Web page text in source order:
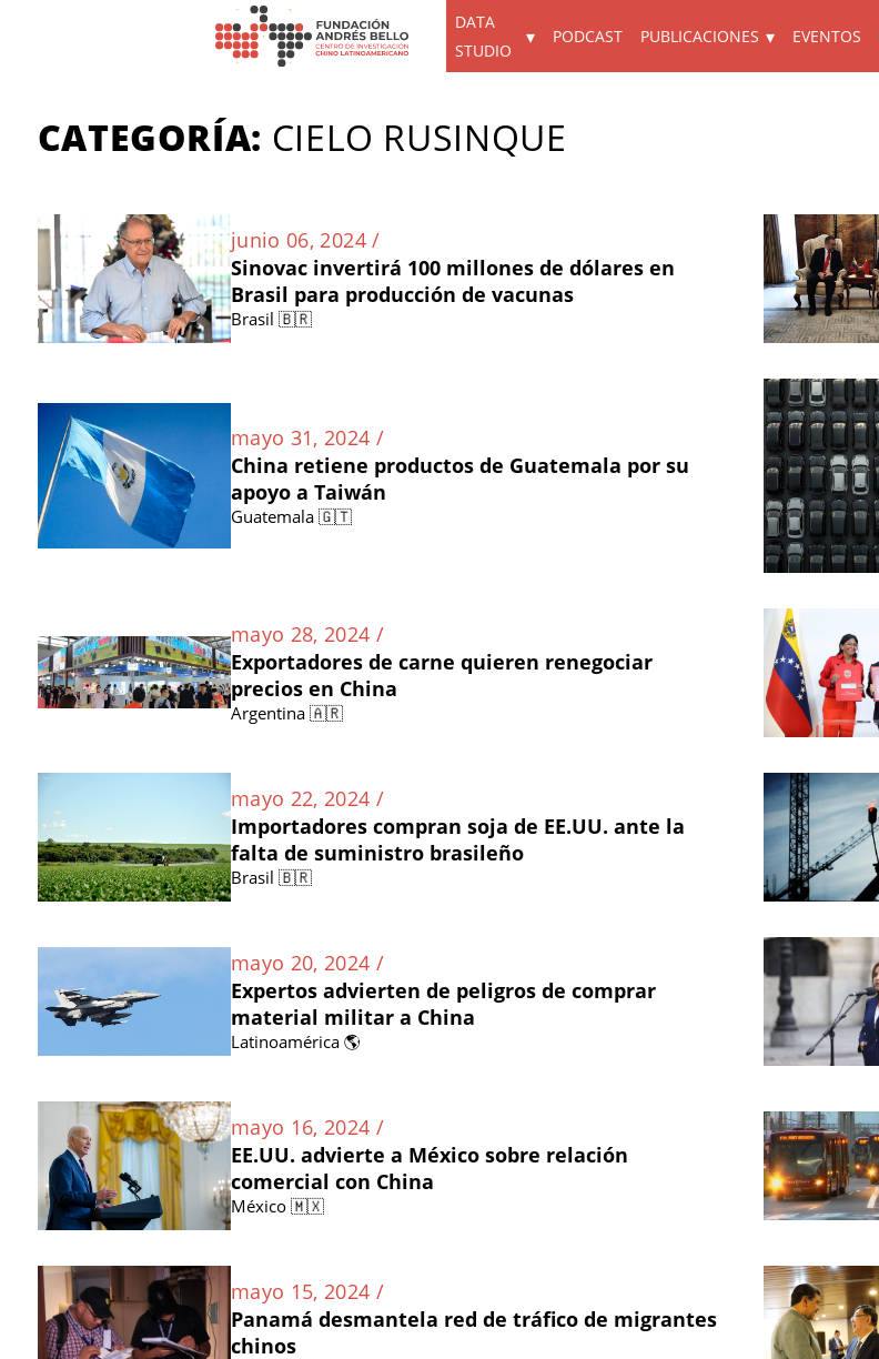
DATA
STUDIO
PODCAST PUBLICACIONES EVENTOS
CATEGORÍA: CIELO RUSINQUE
junio 06, 2024 /
Sinovac invertirá 100 millones de dólares en
Brasil para producción de vacunas
Brasil 🇧🇷
mayo 31, 2024 /
China retiene productos de Guatemala por su
apoyo a Taiwán
Guatemala 🇬🇹
mayo 28, 2024 /
Exportadores de carne quieren renegociar
precios en China
Argentina 🇦🇷
mayo 22, 2024 /
Importadores compran soja de EE.UU. ante la
falta de suministro brasileño
Brasil 🇧🇷
mayo 20, 2024 /
Expertos advierten de peligros de comprar
material militar a China
Latinoamérica 🌎
mayo 16, 2024 /
EE.UU. advierte a México sobre relación
comercial con China
México 🇲🇽
mayo 15, 2024 /
Panamá desmantela red de tráfico de migrantes
chinos